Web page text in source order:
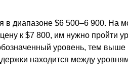
в диапазоне $6 500–6 900. На
к $7 800, им нужно пройти
уровень, тем выше
находится между